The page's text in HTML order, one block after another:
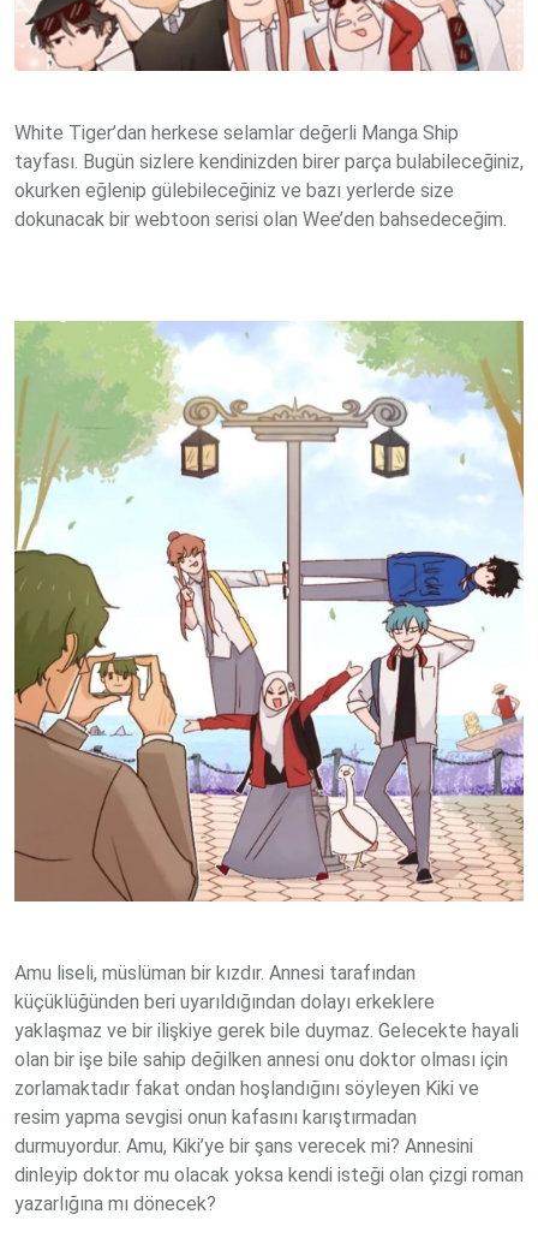
White Tiger’dan herkese selamlar değerli Manga Ship
tayfası. Bugün sizlere kendinizden birer parça bulabileceğiniz,
okurken eğlenip gülebileceğiniz ve bazı yerlerde size
dokunacak bir webtoon serisi olan Wee’den bahsedeceğim.
Amu liseli, müslüman bir kızdır. Annesi tarafından
küçüklüğünden beri uyarıldığından dolayı erkeklere
yaklaşmaz ve bir ilişkiye gerek bile duymaz. Gelecekte hayali
olan bir işe bile sahip değilken annesi onu doktor olması için
zorlamaktadır fakat ondan hoşlandığını söyleyen Kiki ve
resim yapma sevgisi onun kafasını karıştırmadan
durmuyordur. Amu, Kiki’ye bir şans verecek mi? Annesini
dinleyip doktor mu olacak yoksa kendi isteği olan çizgi roman
yazarlığına mı dönecek?